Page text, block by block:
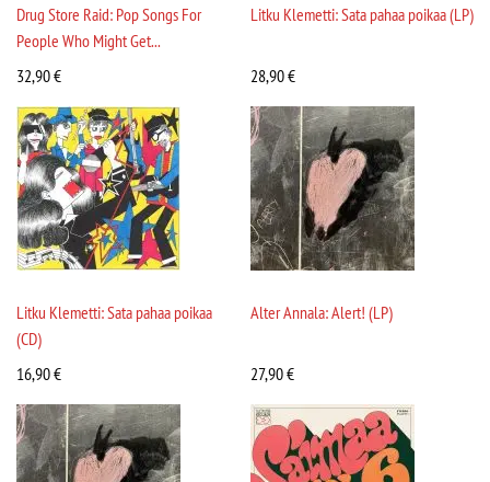
Drug Store Raid: Pop Songs For
People Who Might Get...
32,90€
Litku Klemetti: Sata pahaa poikaa (LP)
28,90€
Litku Klemetti: Sata pahaa poikaa
(CD)
16,90€
Alter Annala: Alert! (LP)
27,90€